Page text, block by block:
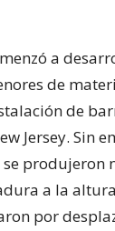
a
de
de
Jersey. Sin
produjeron
a la
por